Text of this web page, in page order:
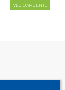
MEDIOAMBIENTE